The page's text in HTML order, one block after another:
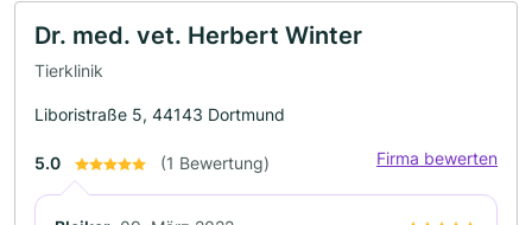
Dr. med. vet. Herbert Winter
Tierklinik
Liboristraße 5, 44143 Dortmund
5.0 (1 Bewertung) Firma bewerten